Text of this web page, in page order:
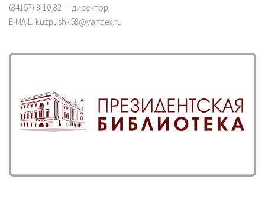
(84157) 3-10-82 — директор
E-MAIL: kuzpushk58@yandex.ru